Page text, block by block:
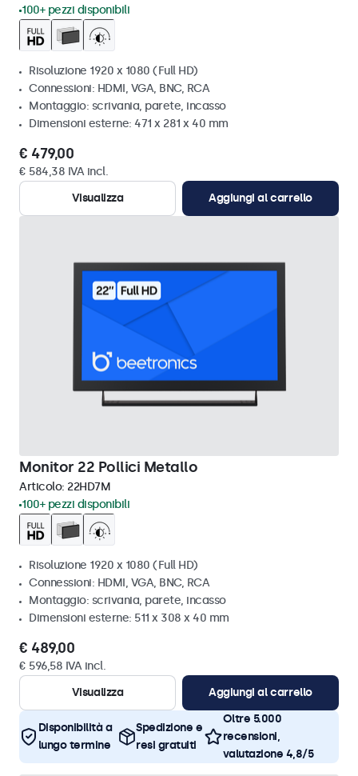
100+ pezzi disponibili
Risoluzione 1920 x 1080 (Full HD)
Connessioni: HDMI, VGA, BNC, RCA
Montaggio: scrivania, parete, incasso
Dimensioni esterne: 471 x 281 x 40 mm
€ 479,00
€ 584,38 IVA incl.
Visualizza
Aggiungi al carrello
Monitor 22 Pollici Metallo
Articolo: 22HD7M
100+ pezzi disponibili
Risoluzione 1920 x 1080 (Full HD)
Connessioni: HDMI, VGA, BNC, RCA
Montaggio: scrivania, parete, incasso
Dimensioni esterne: 511 x 308 x 40 mm
€ 489,00
€ 596,58 IVA incl.
Visualizza
Aggiungi al carrello
Disponibilità a
lungo termine
Spedizione e
resi gratuiti
Oltre 5.000
recensioni,
valutazione 4,8/5